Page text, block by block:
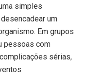
simples
um
Em grupos
pessoas com
sérias,